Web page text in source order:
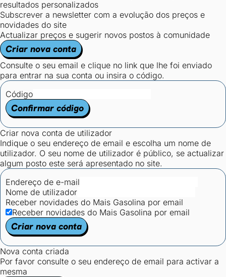
resultados personalizados
Subscrever a newsletter com a evolução dos preços e
novidades do site
Actualizar preços e sugerir novos postos à comunidade
Criar nova conta
Consulte o seu email e clique no link que lhe foi enviado
para entrar na sua conta ou insira o código.
Código
Confirmar código
Criar nova conta de utilizador
Indique o seu endereço de email e escolha um nome de
utilizador. O seu nome de utilizador é público, se actualizar
algum posto este será apresentado no site.
Endereço de e-mail
Nome de utilizador
Receber novidades do Mais Gasolina por email
Receber novidades do Mais Gasolina por email
Criar nova conta
Nova conta criada
Por favor consulte o seu endereço de email para activar a
mesma